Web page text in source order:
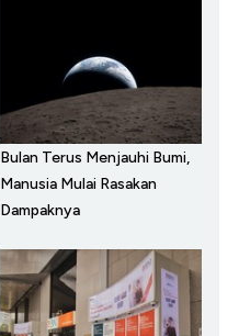
Bulan Terus Menjauhi Bumi,
Manusia Mulai Rasakan
Dampaknya